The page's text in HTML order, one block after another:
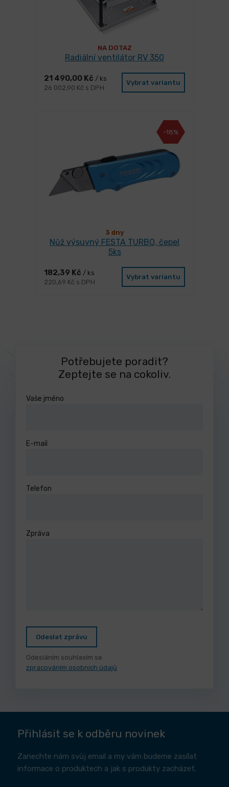
NA DOTAZ
Radiální ventilátor RV 350
21 490,00 Kč / ks
26 002,90 Kč s DPH
Vybrat variantu
-18%
3 dny
Nůž výsuvný FESTA TURBO, čepel
5ks
182,39 Kč / ks
220,69 Kč s DPH
Vybrat variantu
Potřebujete poradit?
Zeptejte se na cokoliv.
Vaše jméno
E-mail
Telefon
Zpráva
Odeslat zprávu
Odesláním souhlasím se
zpracováním osobních údajů
Přihlásit se k odběru novinek
Zanechte nám svůj email a my vám budeme zasílat
informace o produktech a jak s produkty zacházet.